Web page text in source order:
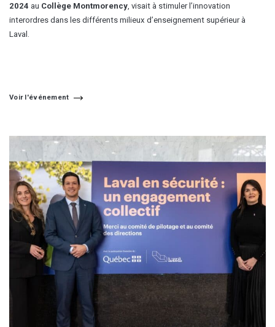
2024 au Collège Montmorency , visait à stimuler l’innovation
interordres dans les différents milieux d’enseignement supérieur à
Laval.
Voir l'événement